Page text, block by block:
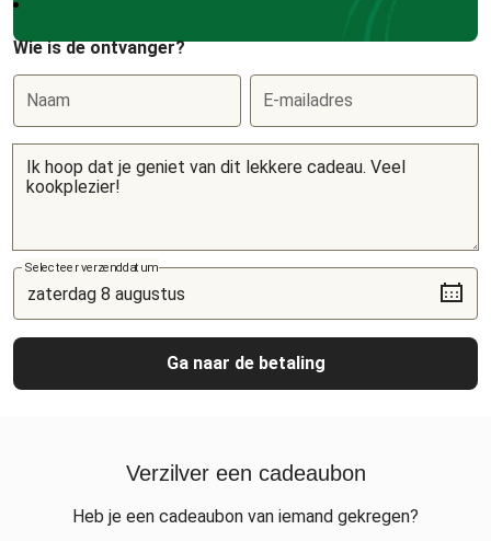
Wie is de ontvanger?
Naam E-mailadres
Selecteer verzenddatum
Ga naar de betaling
Verzilver een cadeaubon
Heb je een cadeaubon van iemand gekregen?